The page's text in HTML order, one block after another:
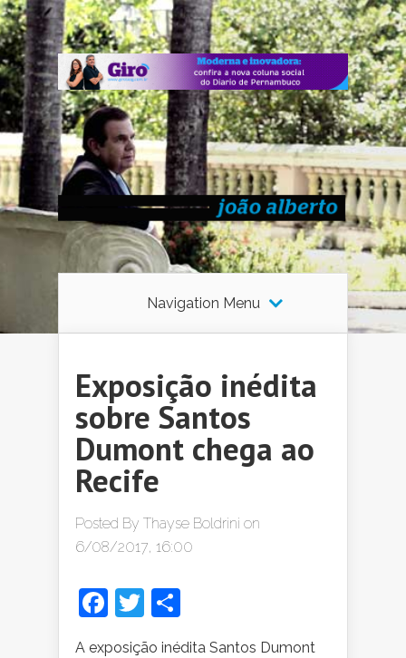
Navigation Menu
Exposição inédita
sobre Santos
Dumont chega ao
Recife
Posted By Thayse Boldrini on
6/08/2017, 16:00
Facebook
Twitter
A exposição inédita Santos Dumont